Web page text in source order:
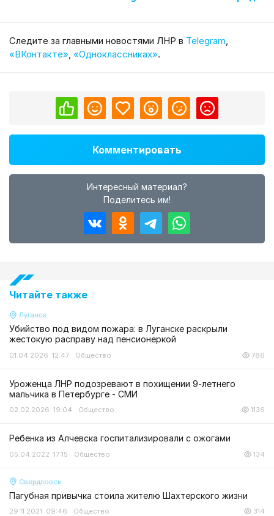
Cледите за главными новостями ЛНР в Telegram
«ВКонтакте» «Одноклассниках».
Комментировать
Интересный материал?
Поделитесь им!
Читайте также
Луганск
Убийство под видом пожара: в Луганске раскрыли
жестокую расправу над пенсионеркой
01.04.2026 12:47 Общество 786
Уроженца ЛНР подозревают в похищении 9-летнего
мальчика в Петербурге - СМИ
02.02.2026 19:04 Общество 1136
Ребенка из Алчевска госпитализировали с ожогами
05.04.2022 17:15 Общество 134
Свердловск
Пагубная привычка стоила жителю Шахтерского жизни
29.11.2021 09:46 Общество 314